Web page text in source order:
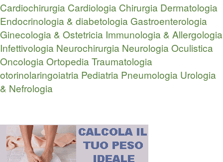
Cardiochirurgia Cardiologia Chirurgia Dermatologia
Endocrinologia & diabetologia Gastroenterologia
Ginecologia & Ostetricia Immunologia & Allergologia
Infettivologia Neurochirurgia NeurologiaOculistica
OncologiaOrtopedia Traumatologia
otorinolaringoiatria Pediatria Pneumologia Urologia
& Nefrologia